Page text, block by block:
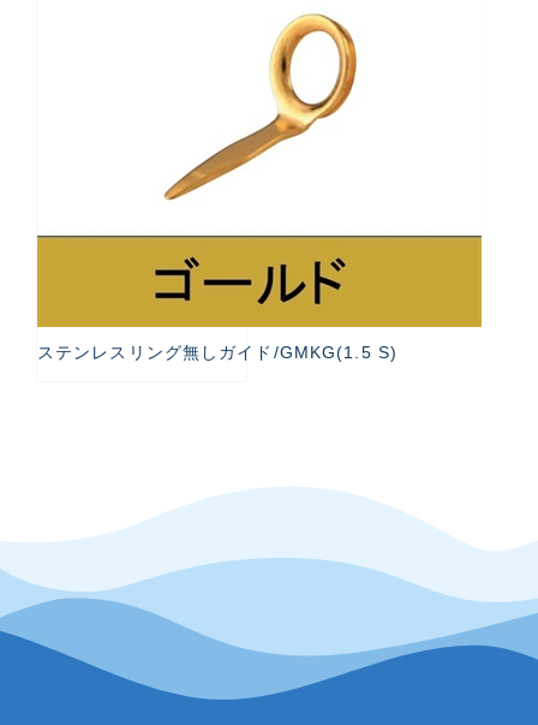
ステンレスリング無しガイド/GMKG(1.5 S)